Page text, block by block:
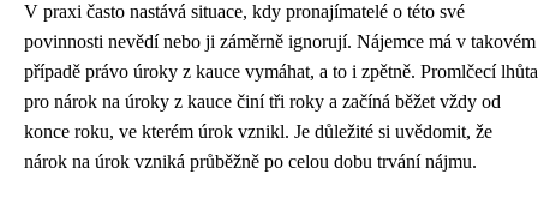
V praxi často nastává situace, kdy pronajímatelé o této své
povinnosti nevědí nebo ji záměrně ignorují. Nájemce má v takovém
případě právo úroky z kauce vymáhat, a to i zpětně. Promlčecí lhůta
pro nárok na úroky z kauce činí tři roky a začíná běžet vždy od
konce roku, ve kterém úrok vznikl. Je důležité si uvědomit, že
nárok na úrok vzniká průběžně po celou dobu trvání nájmu.